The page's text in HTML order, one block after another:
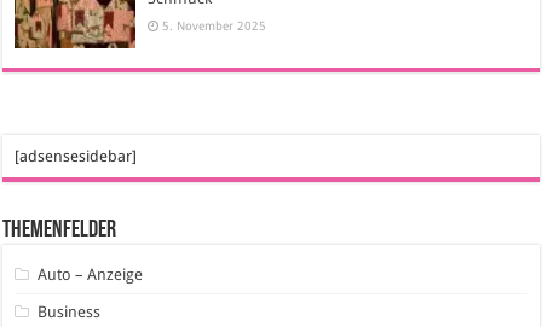
5. November 2025
[adsensesidebar]
Themenfelder
Auto – Anzeige
Business